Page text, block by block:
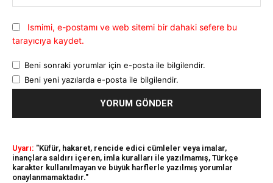
Ismimi, e-postamı ve web sitemi bir dahaki sefere bu
tarayıcıya kaydet.
Beni sonraki yorumlar için e-posta ile bilgilendir.
Beni yeni yazılarda e-posta ile bilgilendir.
Uyarı: "Küfür, hakaret, rencide edici cümleler veya imalar,
inançlara saldırı içeren, imla kuralları ile yazılmamış, Türkçe
karakter kullanılmayan ve büyük harflerle yazılmış yorumlar
onaylanmamaktadır."